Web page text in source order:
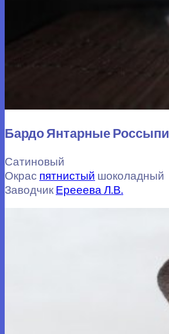
Бардо Янтарные Россыпи
Сатиновый
Окрас пятнистый шоколадный
Заводчик Ерееева Л.В.